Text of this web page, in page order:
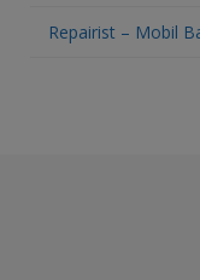
Repairist – Mobil